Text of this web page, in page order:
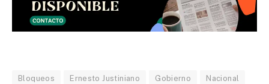
Bloqueos Ernesto Justiniano Gobierno Nacional